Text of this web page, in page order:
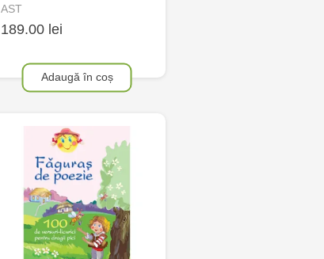
AST
189.00 lei
Adaugă în coș